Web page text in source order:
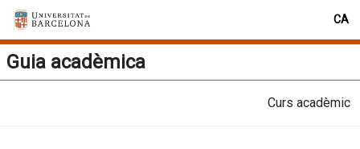
CA
Guia acadèmica
Curs acadèmic